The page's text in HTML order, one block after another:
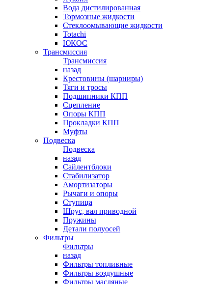
Вода дистилированная
Тормозные жидкости
Стеклоомывающие жидкости
Totachi
ЮКОС
Трансмиссия
Трансмиссия
назад
Крестовины (шарниры)
Тяги и тросы
Подшипники КПП
Сцепление
Опоры КПП
Прокладки КПП
Муфты
Подвеска
Подвеска
назад
Сайлентблоки
Стабилизатор
Амортизаторы
Рычаги и опоры
Ступица
Шрус, вал приводной
Пружины
Детали полуосей
Фильтры
Фильтры
назад
Фильтры топливные
Фильтры воздушные
Фильтры масляные